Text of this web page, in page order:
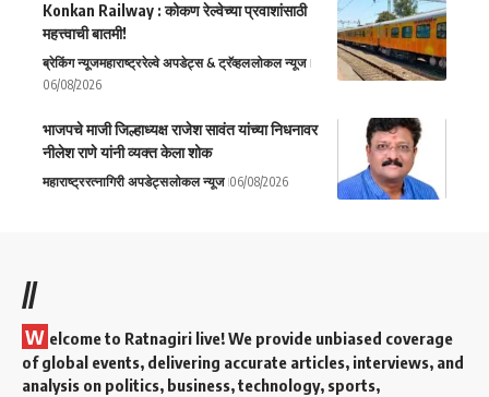
Konkan Railway : कोकण रेल्वेच्या प्रवाशांसाठी
महत्त्वाची बातमी!
ब्रेकिंग न्यूजमहाराष्ट्ररेल्वे अपडेट्स & ट्रॅव्हललोकल न्यूज
06/08/2026
भाजपचे माजी जिल्हाध्यक्ष राजेश सावंत यांच्या निधनावर
नीलेश राणे यांनी व्यक्त केला शोक
महाराष्ट्ररत्नागिरी अपडेट्सलोकल न्यूज 06/08/2026
//
W elcome to Ratnagiri live! We provide unbiased coverage
of global events, delivering accurate articles, interviews, and
analysis on politics, business, technology, sports,